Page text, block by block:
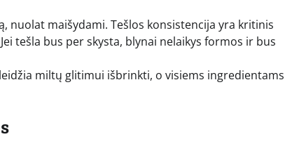
maišydami. Tešlos konsistencija yra kritinis
tešla bus per skysta, blynai nelaikys formos ir bus
miltų glitimui išbrinkti, o visiems ingredientams